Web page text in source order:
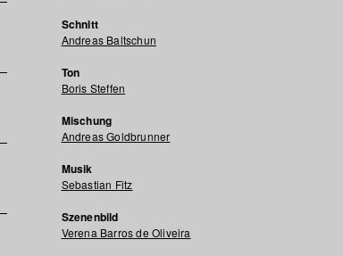
Schnitt
Andreas Baltschun
Ton
Boris Steffen
Mischung
Andreas Goldbrunner
Musik
Sebastian Fitz
Szenenbild
Verena Barros de Oliveira